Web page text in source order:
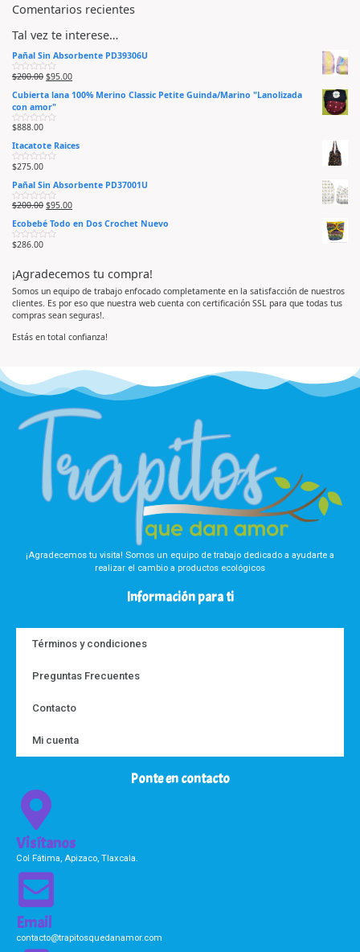
Comentarios recientes
Tal vez te interese…
Pañal Sin Absorbente PD39306U
V
l
r
a
d
e
n
0
d
5
$200.00 $95.00
Cubierta lana 100% Merino Classic Petite Guinda/Marino "Lanolizada
con amor"
V
l
o
r
a
o
e
n
0
e
5
$888.00
Itacatote Raices
V
l
o
r
a
o
e
n
0
5
$275.00
Pañal Sin Absorbente PD37001U
V
l
o
r
a
e
n
0
d
e
5
$200.00 $95.00
Ecobebé Todo en Dos Crochet Nuevo
V
o
r
a
d
o
n
d
e
$286.00
¡Agradecemos tu compra!
Somos un equipo de trabajo enfocado completamente en la satisfacción de nuestros
clientes. Es por eso que nuestra web cuenta con certificación SSL para que todas tus
compras sean seguras!.
Estás en total confianza!
¡Agradecemos tu visita! Somos un equipo de trabajo dedicado a ayudarte a
realizar el cambio a productos ecológicos
Información para ti
Términos y condiciones
Preguntas Frecuentes
Contacto
Mi cuenta
Ponte en contacto
Visítanos
Col Fátima, Apizaco, Tlaxcala.
Email
contacto@trapitosquedanamor.com